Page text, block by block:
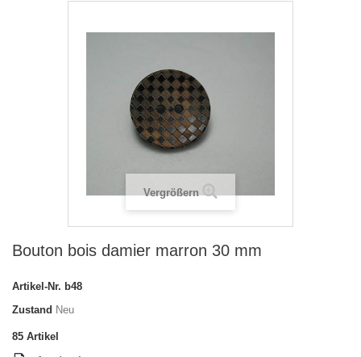
Vergrößern
Bouton bois damier marron 30 mm
Artikel-Nr. b48
Zustand Neu
85 Artikel